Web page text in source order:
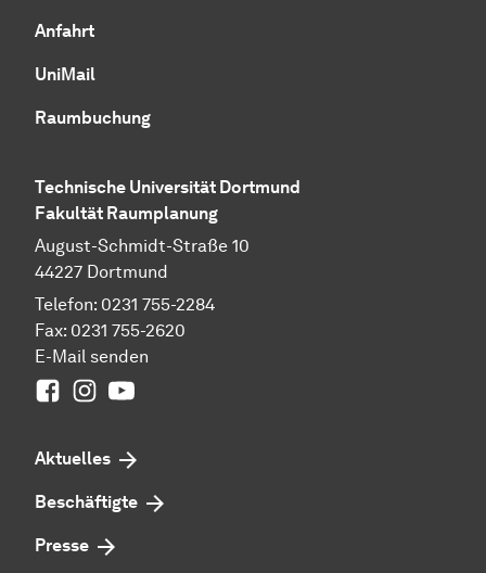
Anfahrt
UniMail
Raumbuchung
Technische Universität Dortmund
Fakultät Raumplanung
August-Schmidt-Straße 10
44227 Dortmund
Telefon: 0231 755-2284
Fax: 0231 755-2620
E-Mail senden
FacebookInstagram
Youtube
Aktuelles
Beschäftigte
Presse